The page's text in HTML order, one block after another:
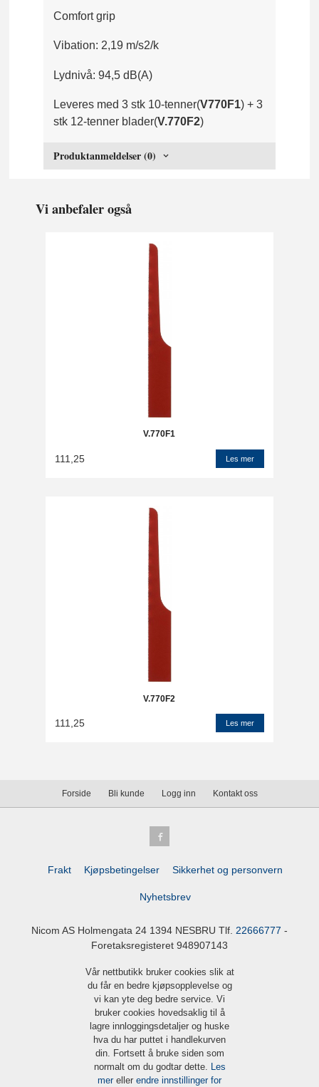
Comfort grip
Vibation: 2,19 m/s2/k
Lydnivå: 94,5 dB(A)
Leveres med 3 stk 10-tenner(V770F1) + 3
stk 12-tenner blader(V.770F2)
Produktanmeldelser (0)
Vi anbefaler også
V.770F1
111,25 Les mer
V.770F2
111,25 Les mer
Forside Bli kunde Logg inn Kontakt oss
Frakt Kjøpsbetingelser Sikkerhet og personvern
Nyhetsbrev
Nicom AS Holmengata 24 1394 NESBRU Tlf. 22666777 -
Foretaksregisteret 948907143
Vår nettbutikk bruker cookies slik at
du får en bedre kjøpsopplevelse og
vi kan yte deg bedre service. Vi
bruker cookies hovedsaklig til å
lagre innloggingsdetaljer og huske
hva du har puttet i handlekurven
din. Fortsett å bruke siden som
normalt om du godtar dette. Les
mer eller endre innstillinger for